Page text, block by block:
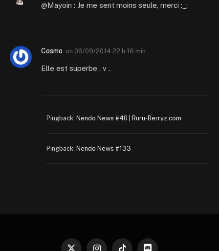
@Mayoin : Je me sent moins seule, merci ;_;
Cosmo on 06/09/2014 22 h 16 min
Elle est superbe . v .
Pingback: Nendo News #40 | Ruru-Berryz.com
Pingback: Nendo News #133